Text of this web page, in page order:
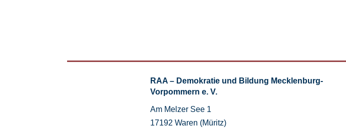
RAA – Demokratie und Bildung Mecklenburg-
Vorpommern e. V.
Am Melzer See 1
17192 Waren (Müritz)